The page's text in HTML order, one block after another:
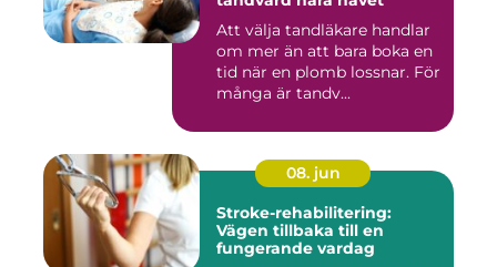
Att välja tandläkare handlar
om mer än att bara boka en
tid när en plomb lossnar. För
många är tandv...
08. jun
Stroke-rehabilitering:
Vägen tillbaka till en
fungerande vardag